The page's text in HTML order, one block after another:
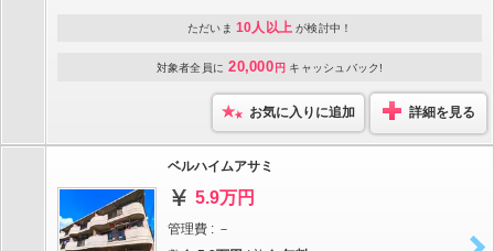
ただいま 10人以上 が検討中！
対象者全員に 20,000 円 キャッシュバック!
お気に入りに追加 詳細を見る
ベルハイムアサミ
5.9万円
管理費 : －